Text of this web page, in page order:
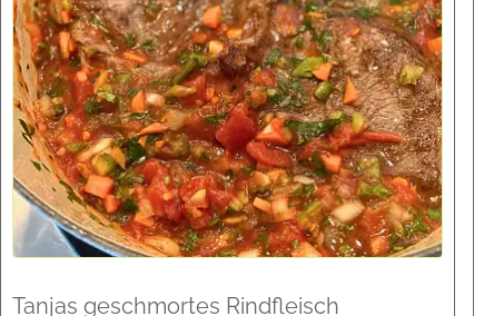
Tanjas geschmortes Rindfleisch